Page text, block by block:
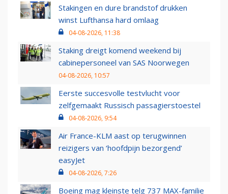
Stakingen en dure brandstof drukken
winst Lufthansa hard omlaag
04-08-2026, 11:38
Staking dreigt komend weekend bij
cabinepersoneel van SAS Noorwegen
04-08-2026, 10:57
Eerste succesvolle testvlucht voor
zelfgemaakt Russisch passagierstoestel
04-08-2026, 9:54
Air France-KLM aast op terugwinnen
reizigers van ‘hoofdpijn bezorgend’
easyJet
04-08-2026, 7:26
Boeing mag kleinste telg 737 MAX-familie